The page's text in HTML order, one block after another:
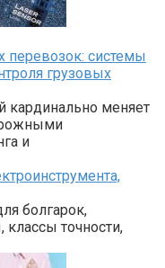
системы
грузовых
кардинально меняет
и
болгарок,
точности,